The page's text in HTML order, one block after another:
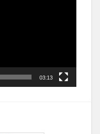
03:13